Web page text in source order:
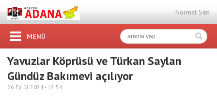
Normal Site
MENÜ
Yavuzlar Köprüsü ve Türkan Saylan
Gündüz Bakımevi açılıyor
26 Eylül 2024 - 12:54